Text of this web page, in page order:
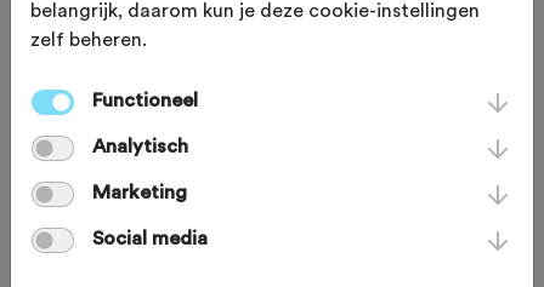
kunnen zich nu al
inschrijven voor de
Ronde van de
Westfriese Omringdijk
belangrijk, daarom kun je deze cookie-instellingen
zelf beheren.
Functioneel
Analytisch
Marketing
Social media